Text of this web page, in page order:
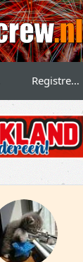
Registreren